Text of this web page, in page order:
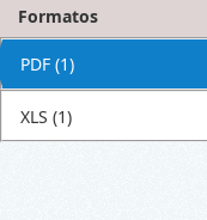
Formatos
PDF (1)
XLS (1)